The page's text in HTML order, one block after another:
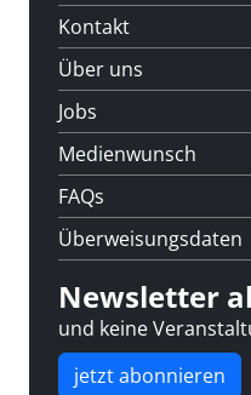
Kontakt
Über uns
Jobs
Medienwunsch
FAQs
Überweisungsdaten
Newsletter
und keine
jetzt abonnieren